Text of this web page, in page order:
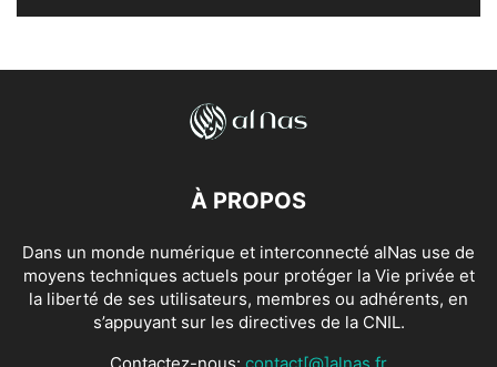
À PROPOS
Dans un monde numérique et interconnecté alNas use de
moyens techniques actuels pour protéger la Vie privée et
la liberté de ses utilisateurs, membres ou adhérents, en
s’appuyant sur les directives de la CNIL.